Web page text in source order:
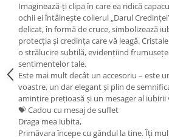
Imaginează-ți clipa în care ea ridică
ochii ei întâlnește colierul „Darul
delicat, în formă de cruce, simbolizează
protecția și credința care vă leagă.
o strălucire subtilă, evidențiind
sentimentelor tale.
Este mai mult decât un accesoriu – este
voastre, un dar elegant și plin de
amintire prețioasă și un mesager al iubirii
💝 Cadou cu mesaj de suflet
Draga mea iubita,
Primăvara începe cu gândul la tine. Îți